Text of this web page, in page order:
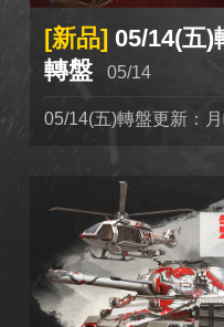
[新品] 05/14(五)
轉盤
05/14
05/14(五)轉盤更新：